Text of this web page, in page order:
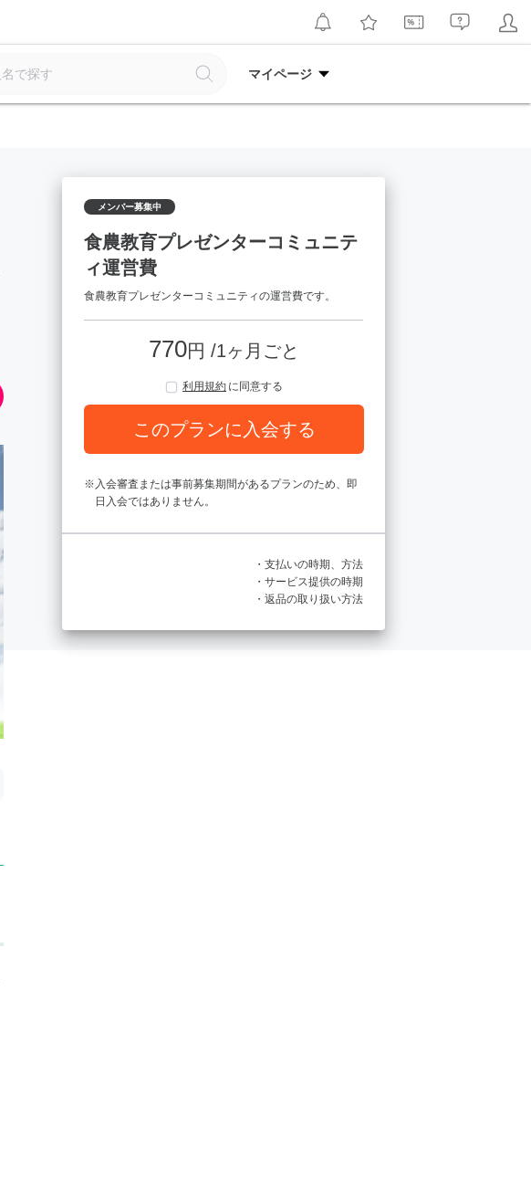
マイページ
メンバー募集中
食農教育プレゼンターコミュニテ
ィ運営費
食農教育プレゼンターコミュニティの運営費です。
770円 /1ヶ月ごと
利用規約 に同意する
このプランに入会する
入会審査または事前募集期間があるプランのため、即
日入会ではありません。
・支払いの時期、方法
・サービス提供の時期
・返品の取り扱い方法